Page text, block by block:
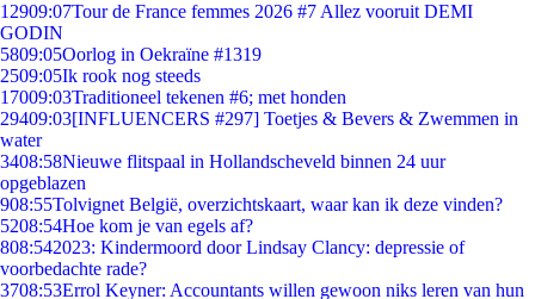
12909:07Tour de France femmes 2026 #7 Allez vooruit DEMI
GODIN
5809:05Oorlog in Oekraïne #1319
2509:05Ik rook nog steeds
17009:03Traditioneel tekenen #6; met honden
29409:03[INFLUENCERS #297] Toetjes & Bevers & Zwemmen in
water
3408:58Nieuwe flitspaal in Hollandscheveld binnen 24 uur
opgeblazen
908:55Tolvignet België, overzichtskaart, waar kan ik deze vinden?
5208:54Hoe kom je van egels af?
808:542023: Kindermoord door Lindsay Clancy: depressie of
voorbedachte rade?
3708:53Errol Keyner: Accountants willen gewoon niks leren van hun